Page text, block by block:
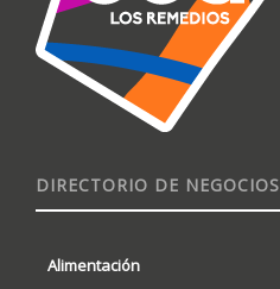
DIRECTORIO DE NEGOCIOS
Alimentación